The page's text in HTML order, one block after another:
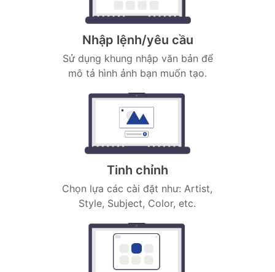
Nhập lệnh/yêu cầu
Sử dụng khung nhập văn bản để
mô tả hình ảnh bạn muốn tạo.
Tinh chỉnh
Chọn lựa các cài đặt như: Artist,
Style, Subject, Color, etc.